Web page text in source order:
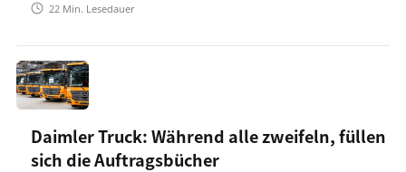
22 Min. Lesedauer
Daimler Truck: Während alle zweifeln, füllen
sich die Auftragsbücher